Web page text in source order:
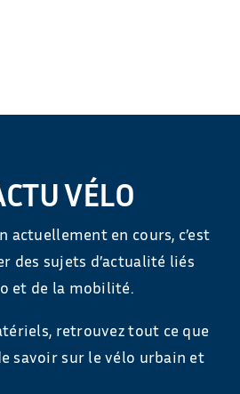
VÉLO
actuellement en cours, c’est
des sujets d’actualité liés
et de la mobilité.
retrouvez tout ce que
savoir sur le vélo urbain et